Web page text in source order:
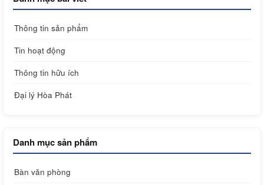
Thông tin sản phẩm
Tin hoạt động
Thông tin hữu ích
Đại lý Hòa Phát
Danh mục sản phẩm
Bàn văn phòng